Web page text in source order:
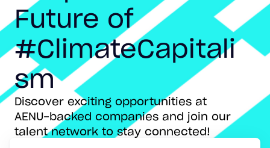
Future of
#ClimateCapitali
sm
Discover exciting opportunities at
AENU-backed companies and join our
talent network to stay connected!